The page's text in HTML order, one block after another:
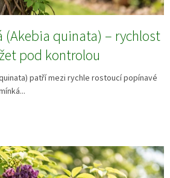
quinata) – rychlost
pod kontrolou
patří mezi rychle rostoucí popínavé